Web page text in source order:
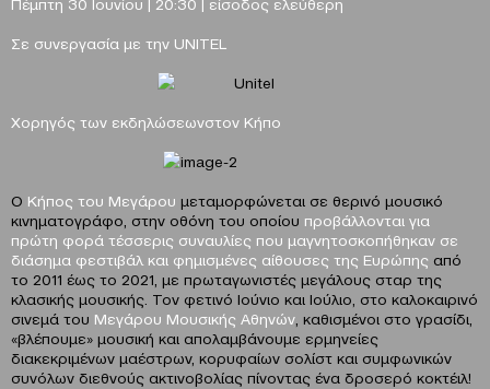
Σε συνεργασία με την UNITEL
Χορηγός των εκδηλώσεωνστον Κήπο
Ο Κήπος του Μεγάρου μεταμορφώνεται σε θερινό μουσικό
κινηματογράφο, στην οθόνη του οποίου προβάλλονται για
πρώτη φορά τέσσερις συναυλίες που μαγνητοσκοπήθηκαν σε
διάσημα φεστιβάλ και φημισμένες αίθουσες της Ευρώπης από
το 2011 έως το 2021, με πρωταγωνιστές μεγάλους σταρ της
κλασικής μουσικής. Τον φετινό Ιούνιο και Ιούλιο, στο καλοκαιρινό
σινεμά του Μεγάρου Μουσικής Αθηνών , καθισμένοι στο γρασίδι,
«βλέπουμε» μουσική και απολαμβάνουμε ερμηνείες
διακεκριμένων μαέστρων, κορυφαίων σολίστ και συμφωνικών
συνόλων διεθνούς ακτινοβολίας πίνοντας ένα δροσερό κοκτέιλ!